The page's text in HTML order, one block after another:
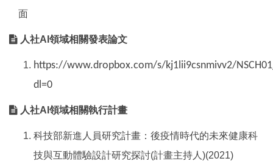
面
人社AI領域相關發表論文
https://www.dropbox.com/s/kj1lii9csnmivv2/
dl=0
人社AI領域相關執行計畫
科技部新進人員研究計畫：後疫情時代的未來健康科
技與互動體驗設計研究探討(計畫主持人)(2021)